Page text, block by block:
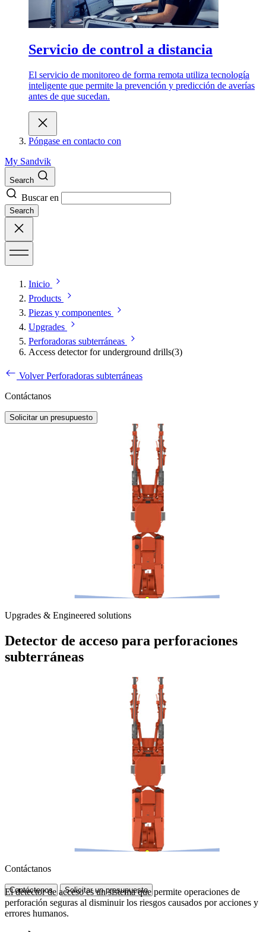
Servicio de control a distancia
El servicio de monitoreo de forma remota utiliza tecnología
inteligente que permite la prevención y predicción de averías
antes de que sucedan.
Póngase en contacto con
My Sandvik
Search
Buscar en
Search
Inicio
Products
Piezas y componentes
Upgrades
Perforadoras subterráneas
Access detector for underground drills(3)
Volver Perforadoras subterráneas
Contáctanos
Solicitar un presupuesto
Upgrades & Engineered solutions
Detector de acceso para perforaciones
subterráneas
Contáctanos
Contáctenos Solicitar un presupuesto
El detector de acceso es un sistema que permite operaciones de
perforación seguras al disminuir los riesgos causados por acciones y
errores humanos.